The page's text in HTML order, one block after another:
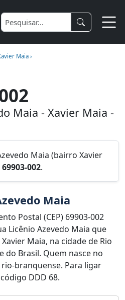
Maia ›
Maia - Xavier Maia -
Maia (bairro Xavier
69903-002.
Maia
Postal (CEP) 69903-002
Licênio Azevedo Maia que
Maia, na cidade de Rio
do Brasil. Quem nasce no
branquense. Para ligar
DDD 68.